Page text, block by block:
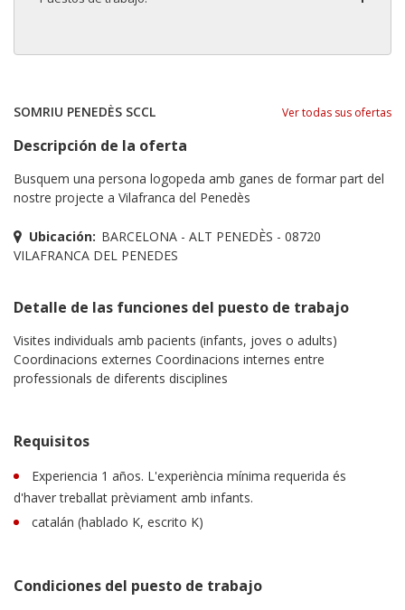
SOMRIU PENEDÈS SCCL Ver todas sus ofertas
Descripción de la oferta
Busquem una persona logopeda amb ganes de formar part del
nostre projecte a Vilafranca del Penedès
Ubicación: BARCELONA - ALT PENEDÈS - 08720
VILAFRANCA DEL PENEDES
Detalle de las funciones del puesto de trabajo
Visites individuals amb pacients (infants, joves o adults)
Coordinacions externes Coordinacions internes entre
professionals de diferents disciplines
Requisitos
Experiencia 1 años. L'experiència mínima requerida és
d'haver treballat prèviament amb infants.
catalán (hablado K, escrito K)
Condiciones del puesto de trabajo